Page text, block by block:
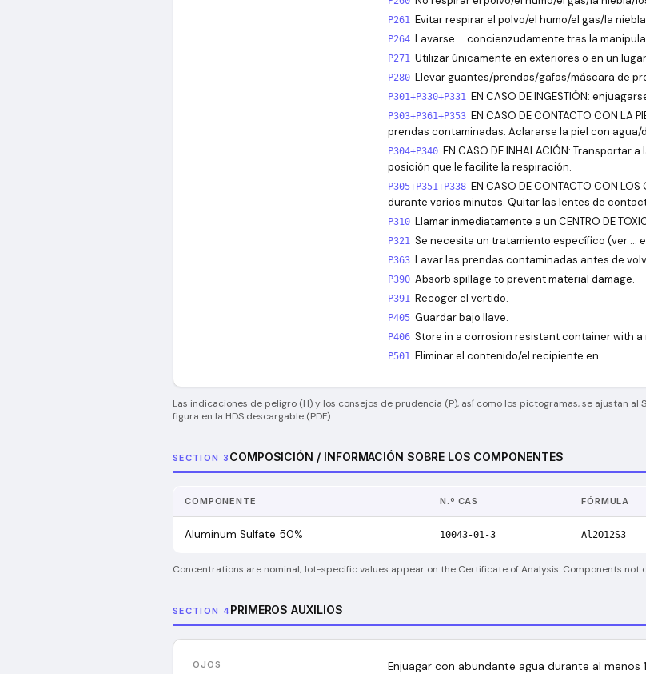
P261 Evitar respirar el polvo/el humo/el gas/la
P264 Lavarse … concienzudamente tras la
P271 Utilizar únicamente en exteriores o en un
P280 Llevar guantes/prendas/gafas/máscara de
P301+P330+P331 EN CASO DE INGESTIÓN:
P303+P361+P353 EN CASO DE CONTACTO CON
prendas contaminadas. Aclararse la piel con agua/
P304+P340 EN CASO DE INHALACIÓN: Transportar
posición que le facilite la respiración.
P305+P351+P338 EN CASO DE CONTACTO CON
durante varios minutos. Quitar las lentes de
P310 Llamar inmediatamente a un CENTRO DE
P321 Se necesita un tratamiento específico (ver …
P363 Lavar las prendas contaminadas antes de
P390 Absorb spillage to prevent material damage.
P391 Recoger el vertido.
P405 Guardar bajo llave.
P406 Store in a corrosion resistant container with a
P501 Eliminar el contenido/el recipiente en …
Las indicaciones de peligro (H) y los consejos de prudencia (P), así como los pictogramas, se ajustan
figura en la HDS descargable (PDF).
SECTION 3 COMPOSICIÓN / INFORMACIÓN SOBRE LOS COMPONENTES
COMPONENTE N.º CAS FÓRMULA
Aluminum Sulfate 50% 10043-01-3 Al2O12S3
Concentrations are nominal; lot-specific values appear on the Certificate of Analysis. Components
SECTION 4 PRIMEROS AUXILIOS
OJOS
Enjuagar con abundante agua durante al